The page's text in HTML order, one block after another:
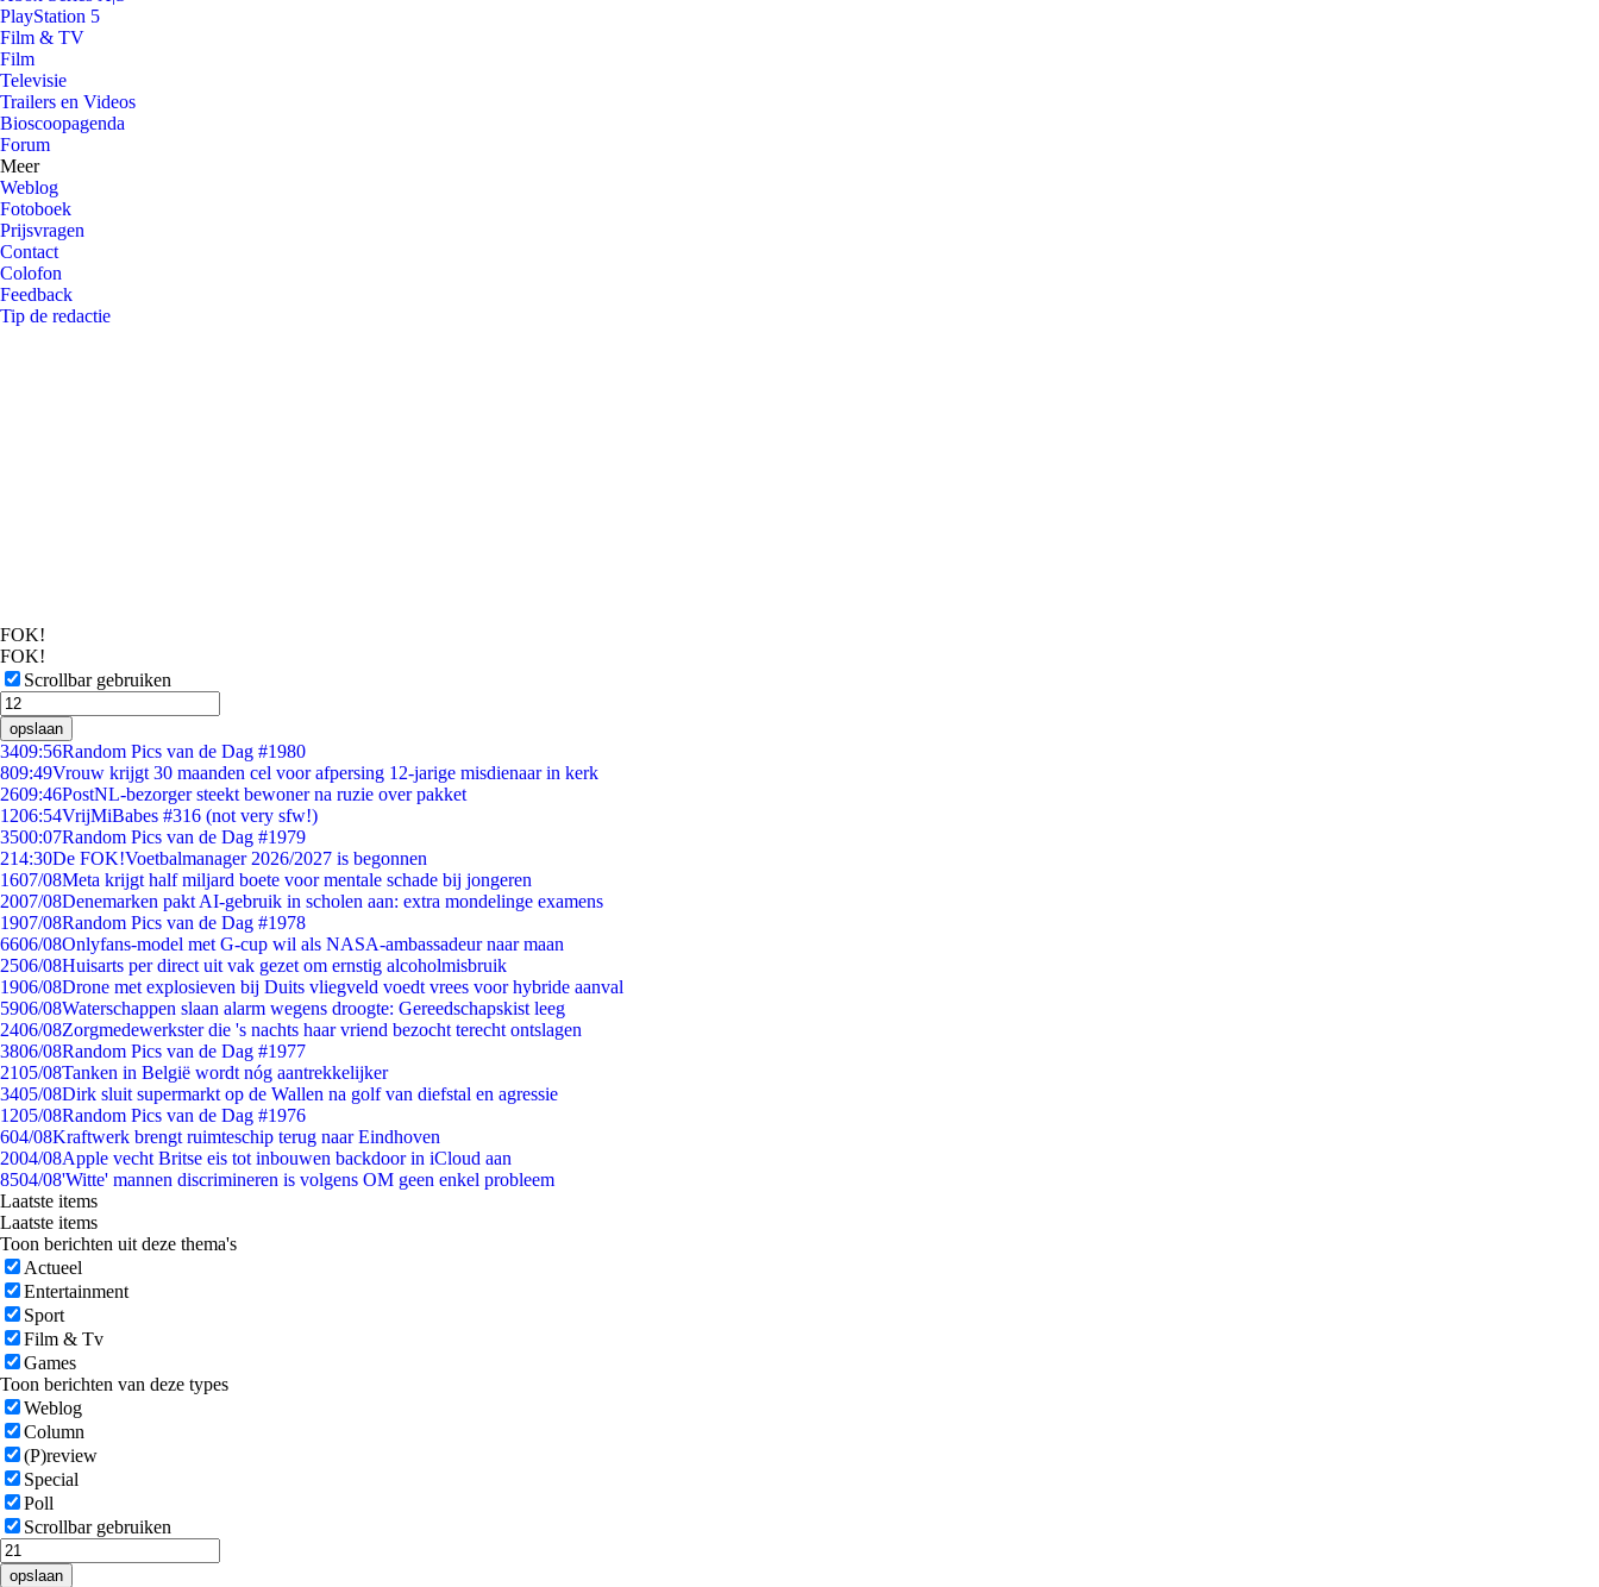
PlayStation 5
Film & TV
Film
Televisie
Trailers en Videos
Bioscoopagenda
Forum
Meer
Weblog
Fotoboek
Prijsvragen
Contact
Colofon
Feedback
Tip de redactie
FOK!
FOK!
Scrollbar gebruiken
opslaan
3409:56Random Pics van de Dag #1980
809:49Vrouw krijgt 30 maanden cel voor afpersing 12-jarige misdienaar in kerk
2609:46PostNL-bezorger steekt bewoner na ruzie over pakket
1206:54VrijMiBabes #316 (not very sfw!)
3500:07Random Pics van de Dag #1979
214:30De FOK!Voetbalmanager 2026/2027 is begonnen
1607/08Meta krijgt half miljard boete voor mentale schade bij jongeren
2007/08Denemarken pakt AI-gebruik in scholen aan: extra mondelinge examens
1907/08Random Pics van de Dag #1978
6606/08Onlyfans-model met G-cup wil als NASA-ambassadeur naar maan
2506/08Huisarts per direct uit vak gezet om ernstig alcoholmisbruik
1906/08Drone met explosieven bij Duits vliegveld voedt vrees voor hybride aanval
5906/08Waterschappen slaan alarm wegens droogte: Gereedschapskist leeg
2406/08Zorgmedewerkster die 's nachts haar vriend bezocht terecht ontslagen
3806/08Random Pics van de Dag #1977
2105/08Tanken in België wordt nóg aantrekkelijker
3405/08Dirk sluit supermarkt op de Wallen na golf van diefstal en agressie
1205/08Random Pics van de Dag #1976
604/08Kraftwerk brengt ruimteschip terug naar Eindhoven
2004/08Apple vecht Britse eis tot inbouwen backdoor in iCloud aan
8504/08'Witte' mannen discrimineren is volgens OM geen enkel probleem
Laatste items
Laatste items
Toon berichten uit deze thema's
Actueel
Entertainment
Sport
Film & Tv
Games
Toon berichten van deze types
Weblog
Column
(P)review
Special
Poll
Scrollbar gebruiken
opslaan